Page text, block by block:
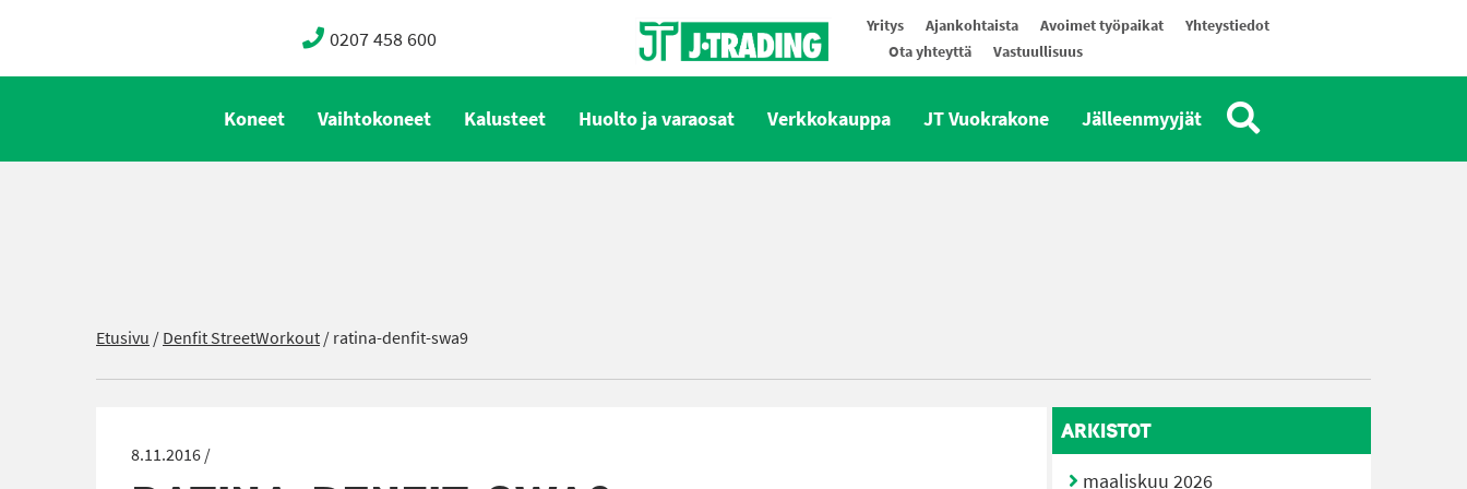
0207 458 600 Yritys Ajankohtaista Avoimet työpaikat
Yhteystiedot
Ota yhteyttä
Vastuullisuus
Koneet Vaihtokoneet Kalusteet Huolto ja varaosat Verkkokauppa JT Vuokrakone Jälleenmyyjät
Etusivu /Denfit StreetWorkout/ratina-denfit-swa9
8.11.2016 /
ARKISTOT
maaliskuu 2026